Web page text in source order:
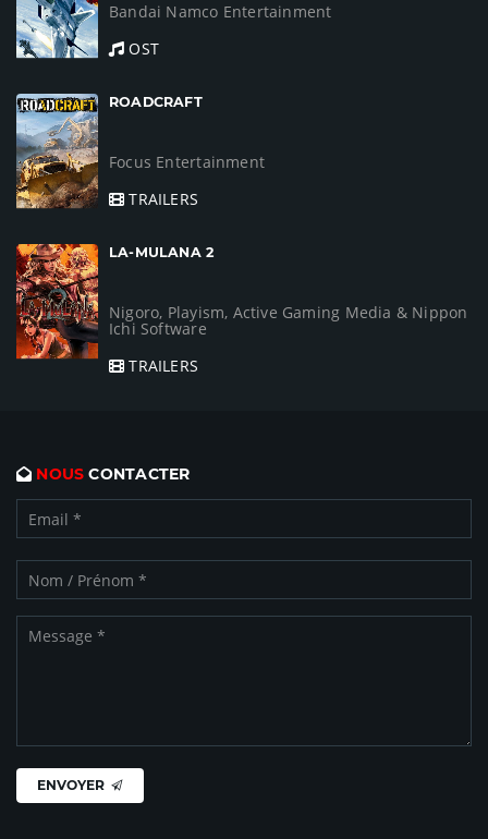
Bandai Namco Entertainment
OST
ROADCRAFT
Focus Entertainment
TRAILERS
LA-MULANA 2
Nigoro, Playism, Active Gaming Media & Nippon
Ichi Software
TRAILERS
NOUS CONTACTER
ENVOYER